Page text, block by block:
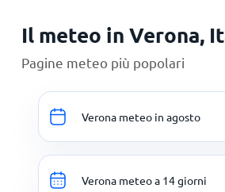
Il meteo in Verona,
Pagine meteo più popolari
Verona meteo in agosto
Verona meteo a 14 giorni